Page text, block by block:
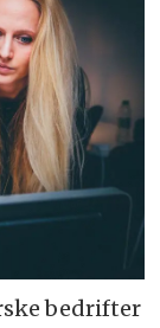
bedrifter